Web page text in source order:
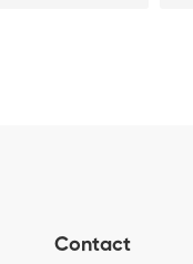
Contact